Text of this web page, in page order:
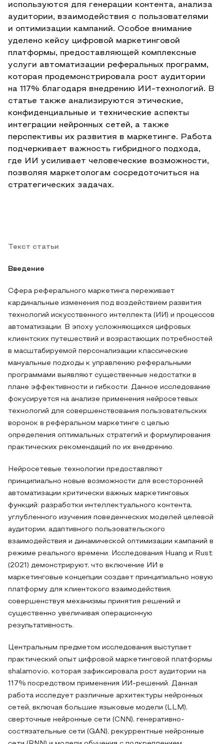
используются для генерации контента, анализа
аудитории, взаимодействия с пользователями
и оптимизации кампаний. Особое внимание
уделено кейсу цифровой маркетинговой
платформы, предоставляющей комплексные
услуги автоматизации реферальных программ,
которая продемонстрировала рост аудитории
на 117% благодаря внедрению ИИ-технологий. В
статье также анализируются этические,
конфиденциальные и технические аспекты
интеграции нейронных сетей, а также
перспективы их развития в маркетинге. Работа
подчеркивает важность гибридного подхода,
где ИИ усиливает человеческие возможности,
позволяя маркетологам сосредоточиться на
стратегических задачах.
Текст статьи
Введение
Сфера реферального маркетинга переживает
кардинальные изменения под воздействием развития
технологий искусственного интеллекта (ИИ) и процессов
автоматизации. В эпоху усложняющихся цифровых
клиентских путешествий и возрастающих потребностей
в масштабируемой персонализации классические
мануальные подходы к управлению реферальными
программами выявляют существенные недостатки в
плане эффективности и гибкости. Данное исследование
фокусируется на анализе применения нейросетевых
технологий для совершенствования пользовательских
воронок в реферальном маркетинге с целью
определения оптимальных стратегий и формулирования
практических рекомендаций по их внедрению.
Нейросетевые технологии предоставляют
принципиально новые возможности для всесторонней
автоматизации критически важных маркетинговых
функций: разработки интеллектуального контента,
углубленного изучения поведенческих моделей целевой
аудитории, адаптивного пользовательского
взаимодействия и динамической оптимизации кампаний в
режиме реального времени. Исследования Huang и Rust
(2021) демонстрируют, что включение ИИ в
маркетинговые концепции создает принципиально новую
платформу для клиентского взаимодействия,
совершенствуя механизмы принятия решений и
существенно увеличивая операционную
результативность.
Центральным предметом исследования выступает
практический опыт цифровой маркетинговой платформы
shalamov.io, которая зафиксировала рост аудитории на
117% посредством применения ИИ-решений. Данная
работа исследует различные архитектуры нейронных
сетей, включая большие языковые модели (LLM),
сверточные нейронные сети (CNN), генеративно-
состязательные сети (GAN), рекуррентные нейронные